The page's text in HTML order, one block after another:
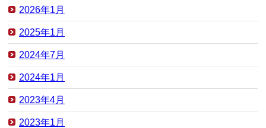
2026年1月
2025年1月
2024年7月
2024年1月
2023年4月
2023年1月